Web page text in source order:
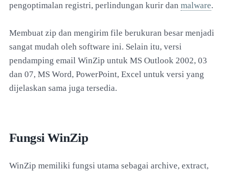
pengoptimalan registri, perlindungan kurir dan malware.
Membuat zip dan mengirim file berukuran besar menjadi
sangat mudah oleh software ini. Selain itu, versi
pendamping email WinZip untuk MS Outlook 2002, 03
dan 07, MS Word, PowerPoint, Excel untuk versi yang
dijelaskan sama juga tersedia.
Fungsi WinZip
WinZip memiliki fungsi utama sebagai archive, extract,